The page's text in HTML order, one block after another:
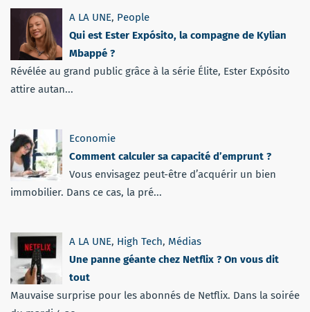
A LA UNE, People
Qui est Ester Expósito, la compagne de Kylian
Mbappé ?
Révélée au grand public grâce à la série Élite, Ester Expósito
attire autan...
Economie
Comment calculer sa capacité d’emprunt ?
Vous envisagez peut-être d’acquérir un bien
immobilier. Dans ce cas, la pré...
A LA UNE, High Tech, Médias
Une panne géante chez Netflix ? On vous dit
tout
Mauvaise surprise pour les abonnés de Netflix. Dans la soirée